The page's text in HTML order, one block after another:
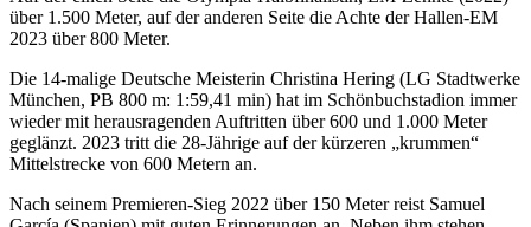
über 1.500 Meter, auf der anderen Seite die Achte der Hallen-EM
2023 über 800 Meter.
Die 14-malige Deutsche Meisterin Christina Hering (LG Stadtwerke
München, PB 800 m: 1:59,41 min) hat im Schönbuchstadion immer
wieder mit herausragenden Auftritten über 600 und 1.000 Meter
geglänzt. 2023 tritt die 28-Jährige auf der kürzeren „krummen“
Mittelstrecke von 600 Metern an.
Nach seinem Premieren-Sieg 2022 über 150 Meter reist Samuel